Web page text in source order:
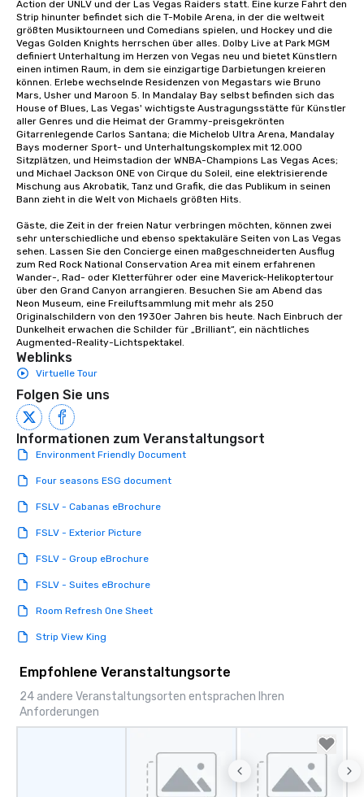
Action der UNLV und der Las Vegas Raiders statt. Eine kurze Fahrt den
Strip hinunter befindet sich die T-Mobile Arena, in der die weltweit
größten Musiktourneen und Comedians spielen, und Hockey und die
Vegas Golden Knights herrschen über alles. Dolby Live at Park MGM
definiert Unterhaltung im Herzen von Vegas neu und bietet Künstlern
einen intimen Raum, in dem sie einzigartige Darbietungen kreieren
können. Erlebe wechselnde Residenzen von Megastars wie Bruno
Mars, Usher und Maroon 5. In Mandalay Bay selbst befinden sich das
House of Blues, Las Vegas' wichtigste Austragungsstätte für Künstler
aller Genres und die Heimat der Grammy-preisgekrönten
Gitarrenlegende Carlos Santana; die Michelob Ultra Arena, Mandalay
Bays moderner Sport- und Unterhaltungskomplex mit 12.000
Sitzplätzen, und Heimstadion der WNBA-Champions Las Vegas Aces;
und Michael Jackson ONE von Cirque du Soleil, eine elektrisierende
Mischung aus Akrobatik, Tanz und Grafik, die das Publikum in seinen
Bann zieht in die Welt von Michaels größten Hits.
Gäste, die Zeit in der freien Natur verbringen möchten, können zwei
sehr unterschiedliche und ebenso spektakuläre Seiten von Las Vegas
sehen. Lassen Sie den Concierge einen maßgeschneiderten Ausflug
zum Red Rock National Conservation Area mit einem erfahrenen
Wander-, Rad- oder Kletterführer oder eine Maverick-Helikoptertour
über den Grand Canyon arrangieren. Besuchen Sie am Abend das
Neon Museum, eine Freiluftsammlung mit mehr als 250
Originalschildern von den 1930er Jahren bis heute. Nach Einbruch der
Dunkelheit erwachen die Schilder für „Brilliant“, ein nächtliches
Augmented-Reality-Lichtspektakel.
Weblinks
Virtuelle Tour
Folgen Sie uns
Informationen zum Veranstaltungsort
Environment Friendly Document
Four seasons ESG document
FSLV - Cabanas eBrochure
FSLV - Exterior Picture
FSLV - Group eBrochure
FSLV - Suites eBrochure
Room Refresh One Sheet
Strip View King
Empfohlene Veranstaltungsorte
24 andere Veranstaltungsorten entsprachen Ihren
Anforderungen